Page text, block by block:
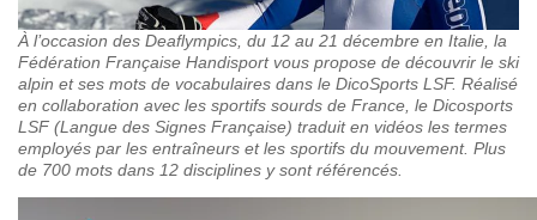
À l’occasion des Deaflympics, du 12 au 21 décembre en Italie, la
Fédération Française Handisport vous propose de découvrir le ski
alpin et ses mots de vocabulaires dans le DicoSports LSF. Réalisé
en collaboration avec les sportifs sourds de France, le Dicosports
LSF (Langue des Signes Française) traduit en vidéos les termes
employés par les entraîneurs et les sportifs du mouvement. Plus
de 700 mots dans 12 disciplines y sont référencés.